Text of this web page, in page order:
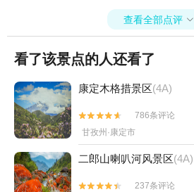
查看全部点评 
看了该景点的人还看了
康定木格措景区(4A)


786条评论
甘孜州·康定市
二郎山喇叭河风景区(4A)


237条评论